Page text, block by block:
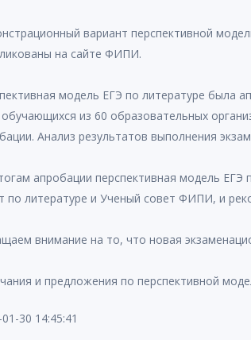
вариант перспективной
на сайте ФИПИ.
модель ЕГЭ по литературе была
обучающихся из 60 образовательных
Анализ результатов выполнения
апробации перспективная модель
по литературе и Ученый совет ФИПИ, и
внимание на то, что новая
и предложения по перспективной
30 14:45:41